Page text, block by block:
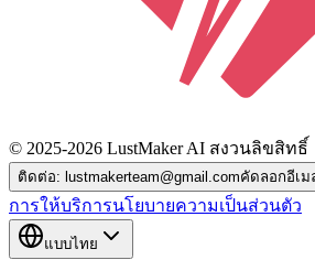
© 2025-2026 LustMaker AI สงวนลิขสิทธิ์
ติดต่อ: lustmakerteam@gmail.comคัดลอกอีเม
การให้บริการนโยบายความเป็นส่วนตัว
แบบไทย